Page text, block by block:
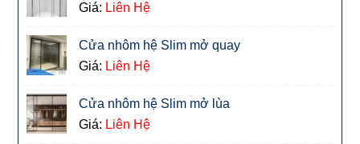
Giá: Liên Hệ
Cửa nhôm hệ Slim mở quay
Giá: Liên Hệ
Cửa nhôm hệ Slim mở lùa
Giá: Liên Hệ